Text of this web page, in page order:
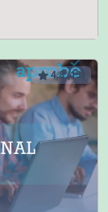
4.8 (13)